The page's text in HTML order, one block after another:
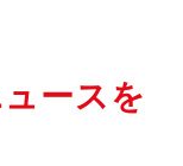
ースを